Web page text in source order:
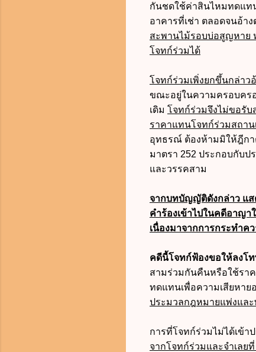
กันชดใช้ค่าสินไหมทดแท
อาคารที่เช่า ตลอดจนอ้าง
สะพานไม้รอบบ่อสูญหาย
โจทก์ร่วมได้
โจทก์ร่วมเพิ่งยกขึ้นกล่าว
ขณะอยู่ในความครอบคร
เดิม โจทก์ร่วมจึงไม่ขอรับ
ราคาแทนโจทก์ร่วมสถาน
อุทธรณ์ ต้องห้ามมิให้ฎีกา
มาตรา 252 ประกอบกับป
และวรรคสาม
จากบทบัญญัติดังกล่าว แส
คำร้องเข้าไปในคดีอาญ
เนื่องมาจากการกระทำค
คดีนี้โจทก์ฟ้องขอให้ลงโ
สามร่วมกันคืนหรือใช้รา
ทดแทนเพื่อความเสียหาย
ประมวลกฎหมายแพ่งแล
การที่โจทก์ร่วมไม่ได้เข้า
จากโจทก์ร่วมและจำเลย